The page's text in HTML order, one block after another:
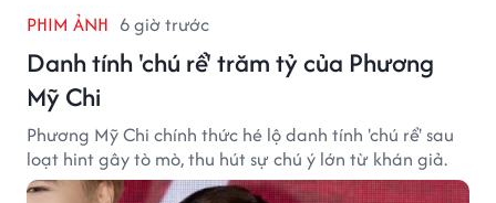
PHIM ẢNH 6 giờ trước
Danh tính 'chú rể' trăm tỷ của Phương
Mỹ Chi
Phương Mỹ Chi chính thức hé lộ danh tính 'chú rể' sau
loạt hint gây tò mò, thu hút sự chú ý lớn từ khán giả.